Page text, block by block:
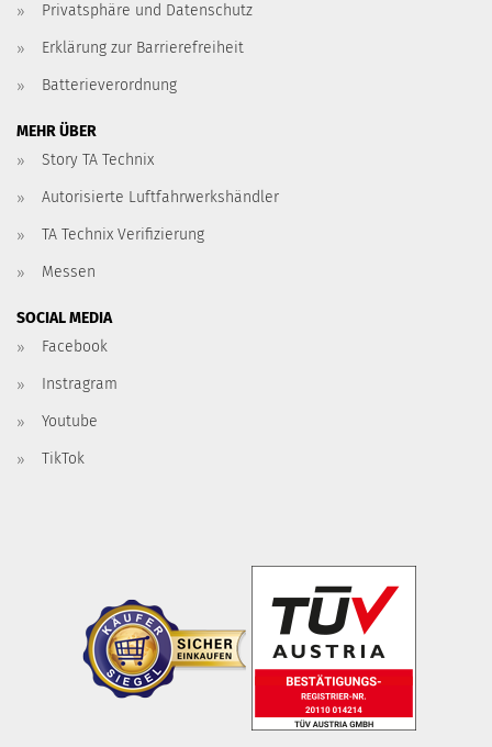
Privatsphäre und Datenschutz
Erklärung zur Barrierefreiheit
Batterieverordnung
MEHR ÜBER
Story TA Technix
Autorisierte Luftfahrwerkshändler
TA Technix Verifizierung
Messen
SOCIAL MEDIA
Facebook
Instragram
Youtube
TikTok